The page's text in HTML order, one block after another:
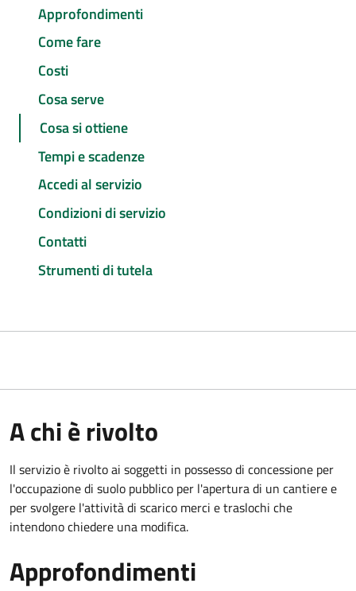
Approfondimenti
Come fare
Costi
Cosa serve
Cosa si ottiene
Tempi e scadenze
Accedi al servizio
Condizioni di servizio
Contatti
Strumenti di tutela
A chi è rivolto
Il servizio è rivolto ai soggetti in possesso di concessione per
l'occupazione di suolo pubblico per l'apertura di un cantiere e
per svolgere l'attività di scarico merci e traslochi che
intendono chiedere una modifica.
Approfondimenti